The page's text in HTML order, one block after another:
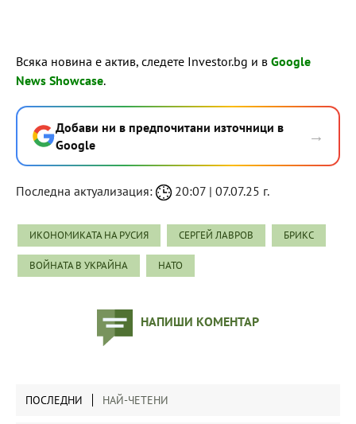
Всяка новина е актив, следете Investor.bg и в Google
News Showcase.
Добави ни в предпочитани източници в
Google
→
Последна актуализация: 20:07 | 07.07.25 г.
ИКОНОМИКАТА НА РУСИЯ СЕРГЕЙ ЛАВРОВ БРИКС
ВОЙНАТА В УКРАЙНА НАТО
НАПИШИ КОМЕНТАР
ПОСЛЕДНИ НАЙ-ЧЕТЕНИ